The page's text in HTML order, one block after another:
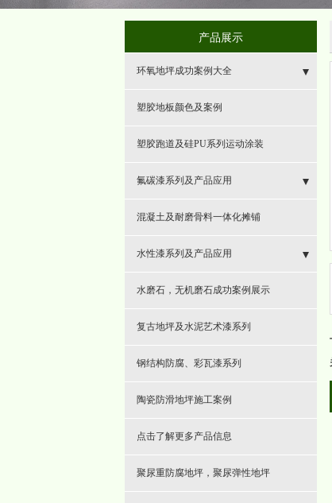
产品展示
环氧地坪成功案例大全
- 环氧地坪
- 耐磨地坪
- 环氧砂浆地坪
- 混凝土固化地坪
- 复古地坪
- 硅pu球场
- 彩色陶瓷颗粒防滑路面
- 高速防滑
- 防滑坡道
塑胶地板颜色及案例
塑胶跑道及硅PU系列运动涂装
氟碳漆系列及产品应用
- 氟碳漆
- 特种功能防锈防腐
混凝土及耐磨骨料一体化摊铺
水性漆系列及产品应用
- 水性环氧漆
- 纳米陶瓷漆
水磨石，无机磨石成功案例展示
复古地坪及水泥艺术漆系列
钢结构防腐、彩瓦漆系列
陶瓷防滑地坪施工案例
点击了解更多产品信息
聚尿重防腐地坪，聚尿弹性地坪